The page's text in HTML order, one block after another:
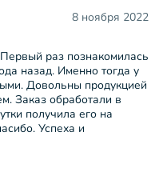
8 ноября 2022
раз познакомилась
назад. Именно тогда у
Довольны продукцией
Заказ обработали в
получила его на
Успеха и